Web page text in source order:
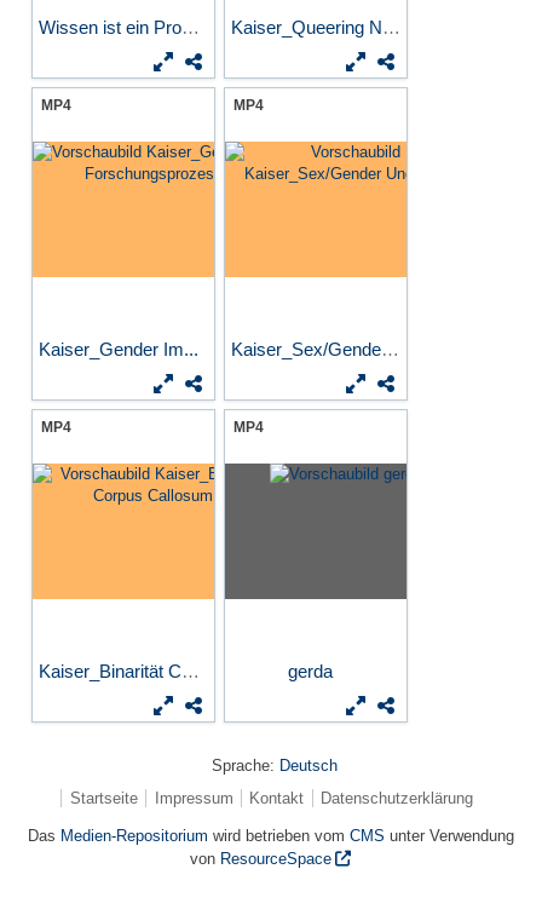
Wissen ist ein Prozess Kaiser_Queering Neurobiology
MP4
Kaiser_Gender Im...
MP4
Kaiser_Sex/Gender Ungelöst
MP4
Kaiser_Binarität Corpus...
MP4
gerda
Sprache: Deutsch
Startseite
Impressum Kontakt Datenschutzerklärung
Das Medien-Repositorium wird betrieben vom CMS unter Verwendung
von ResourceSpace